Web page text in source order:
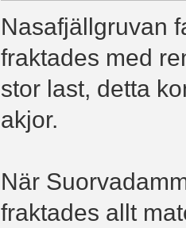
Nasafjällgruvan
fraktades med
stor last, detta
akjor.
När
fraktades allt